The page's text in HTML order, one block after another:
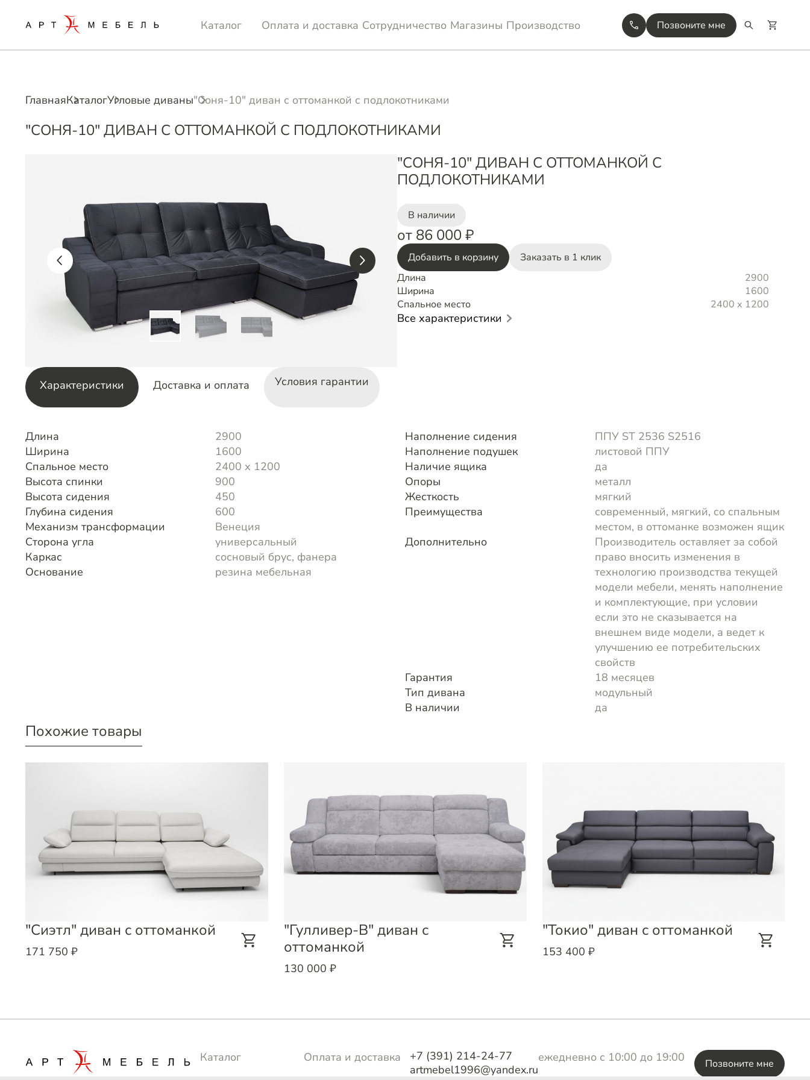
Каталог Оплата и доставка Сотрудничество Магазины Производство Позвоните мне
ГлавнаяКаталогУгловые диваны"Соня-10" диван с оттоманкой с подлокотниками
"СОНЯ-10" ДИВАН С ОТТОМАНКОЙ С ПОДЛОКОТНИКАМИ
"СОНЯ-10" ДИВАН С ОТТОМАНКОЙ С
ПОДЛОКОТНИКАМИ
В наличии
от 86 000 ₽
Добавить в корзину
Заказать в 1 клик
Длина
2900
Ширина
1600
Спальное место
2400 х 1200
Все характеристики
Характеристики Доставка и оплата Условия гарантии
Длина
2900
Ширина
1600
Спальное место
2400 х 1200
Высота спинки
900
Высота сидения
450
Глубина сидения
600
Механизм трансформации
Венеция
Сторона угла
универсальный
Каркас
сосновый брус, фанера
Основание
резина мебельная
Наполнение сидения
ППУ ST 2536 S2516
Наполнение подушек
листовой ППУ
Наличие ящика
да
Опоры
металл
Жесткость
мягкий
Преимущества
современный, мягкий, со спальным
местом, в оттоманке возможен ящик
Дополнительно
Производитель оставляет за собой
право вносить изменения в
технологию производства текущей
модели мебели, менять наполнение
и комплектующие, при условии
если это не сказывается на
внешнем виде модели, а ведет к
улучшению ее потребительских
свойств
Гарантия
18 месяцев
Тип дивана
модульный
В наличии
да
Похожие товары
"Сиэтл" диван с оттоманкой
171 750 ₽
"Гулливер-В" диван с
оттоманкой
130 000 ₽
"Токио" диван с оттоманкой
153 400 ₽
Каталог
Оплата и доставка
+7 (391) 214-24-77
artmebel1996@yandex.ru
ежедневно с 10:00 до 19:00 Позвоните мне